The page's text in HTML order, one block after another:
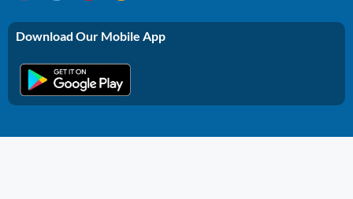
Download Our Mobile App